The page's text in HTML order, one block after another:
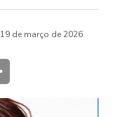
19 de março de 2026